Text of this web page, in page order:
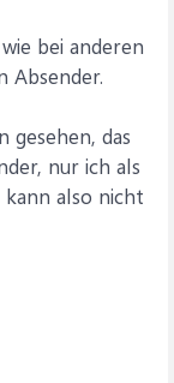
bei anderen
Absender.
gesehen, das
nur ich als
also nicht